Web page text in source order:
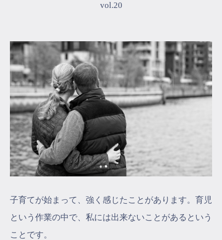
クラス参加にあたっての同意書
特定商取引にかかわる表示
プライバシーポリシー
vol.20
子育てが始まって、強く感じたことがあります。育児
という作業の中で、私には出来ないことがあるという
ことです。